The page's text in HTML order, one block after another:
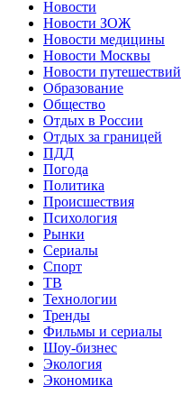
Новости
Новости ЗОЖ
Новости медицины
Новости Москвы
Новости путешествий
Образование
Общество
Отдых в России
Отдых за границей
ПДД
Погода
Политика
Происшествия
Психология
Рынки
Сериалы
Спорт
ТВ
Технологии
Тренды
Фильмы и сериалы
Шоу-бизнес
Экология
Экономика